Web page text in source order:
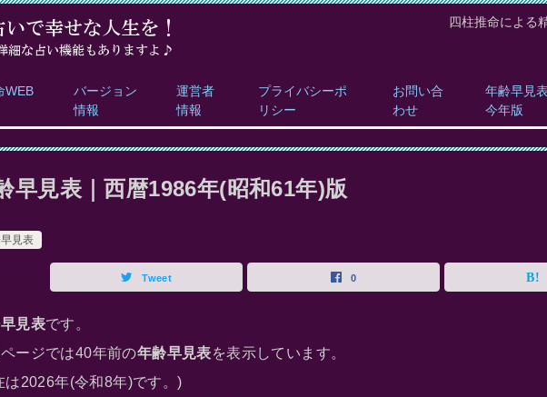
四柱推命による
WEB
バージョン
情報
運営者
情報
プライバシーポ
リシー
お問い合
わせ
年齢早見表
今年版
早見表｜西暦1986年(昭和61年)版
見表
Tweet 0
見表です。
ージでは40年前の年齢早見表を表示しています。
は2026年(令和8年)です。)